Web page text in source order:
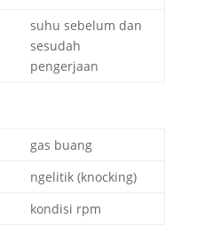
suhu sebelum dan
sesudah
pengerjaan
gas buang
ngelitik (knocking)
kondisi rpm